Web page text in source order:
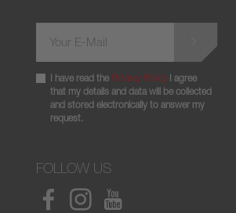
I have read the Privacy Policy I agree
that my details and data will be collected
and stored electronically to answer my
request.
FOLLOW US